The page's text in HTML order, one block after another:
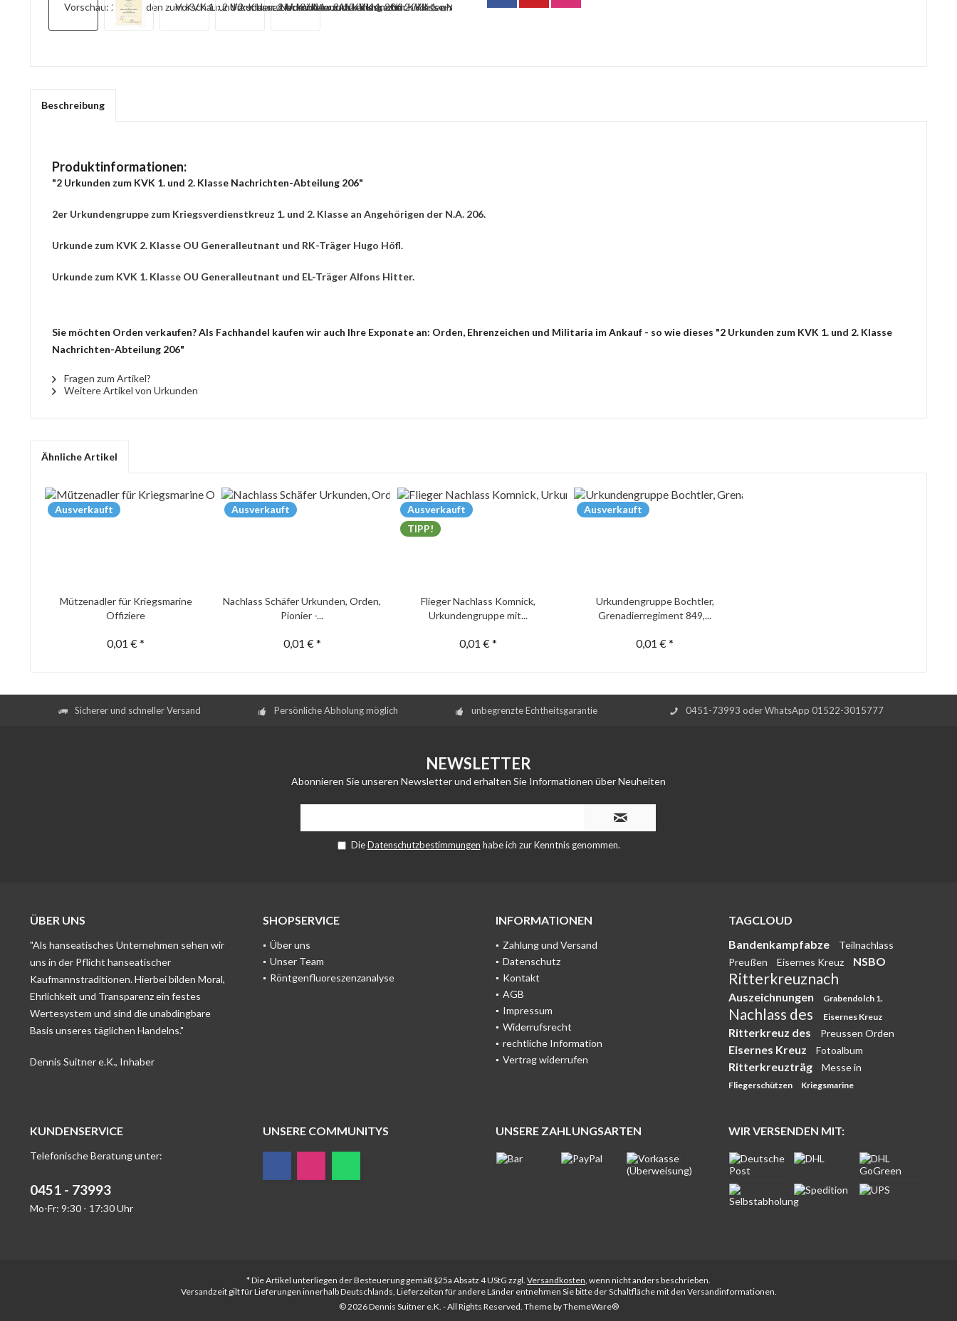
Beschreibung
Produktinformationen:
"2 Urkunden zum KVK 1. und 2. Klasse Nachrichten-Abteilung 206"
2er Urkundengruppe zum Kriegsverdienstkreuz 1. und 2. Klasse an Angehörigen der N.A. 206.
Urkunde zum KVK 2. Klasse OU Generalleutnant und RK-Träger Hugo Höfl.
Urkunde zum KVK 1. Klasse OU Generalleutnant und EL-Träger Alfons Hitter.
Sie möchten Orden verkaufen? Als Fachhandel kaufen wir auch Ihre Exponate an: Orden, Ehrenzeichen und Militaria im Ankauf - so wie dieses "2 Urkunden zum KVK 1. und 2. Klasse
Nachrichten-Abteilung 206"
Fragen zum Artikel?
Weitere Artikel von Urkunden
Ähnliche Artikel
Ausverkauft
Mützenadler für Kriegsmarine
Offiziere
0,01 € *
Ausverkauft
Nachlass Schäfer Urkunden, Orden,
Pionier -...
0,01 € *
Ausverkauft
TIPP!
Flieger Nachlass Komnick,
Urkundengruppe mit...
0,01 € *
Ausverkauft
Urkundengruppe Bochtler,
Grenadierregiment 849,...
0,01 € *
Sicherer und schneller Versand Persönliche Abholung möglich unbegrenzte Echtheitsgarantie 0451-73993 oder WhatsApp 01522-3015777
NEWSLETTER
Abonnieren Sie unseren Newsletter und erhalten Sie Informationen über Neuheiten
DieDatenschutzbestimmungen habe ich zur Kenntnis genommen.
ÜBER UNS
"Als hanseatisches Unternehmen sehen wir
uns in der Pflicht hanseatischer
Kaufmannstraditionen. Hierbei bilden Moral,
Ehrlichkeit und Transparenz ein festes
Wertesystem und sind die unabdingbare
Basis unseres täglichen Handelns."
Dennis Suitner e.K., Inhaber
SHOPSERVICE
Über uns
Unser Team
Röntgenfluoreszenzanalyse
INFORMATIONEN
Zahlung und Versand
Datenschutz
Kontakt
AGB
Impressum
Widerrufsrecht
rechtliche Information
Vertrag widerrufen
TAGCLOUD
Bandenkampfabze
Teilnachlass
Preußen
Eisernes Kreuz NSBO
Ritterkreuznach
Auszeichnungen Grabendolch 1.
Nachlass des Eisernes Kreuz
Ritterkreuz des Preussen Orden
Eisernes Kreuz Fotoalbum
Ritterkreuzträg Messe in
Fliegerschützen Kriegsmarine
KUNDENSERVICE
Telefonische Beratung unter:
0451 - 73993
Mo-Fr: 9:30 - 17:30 Uhr
UNSERE COMMUNITYS UNSERE ZAHLUNGSARTEN WIR VERSENDEN MIT:
* Die Artikel unterliegen der Besteuerung gemäß §25a Absatz 4 UStG zzgl. Versandkosten, wenn nicht anders beschrieben.
Versandzeit gilt für Lieferungen innerhalb Deutschlands, Lieferzeiten für andere Länder entnehmen Sie bitte der Schaltfläche mit den Versandinformationen.
© 2026 Dennis Suitner e.K. - All Rights Reserved. Theme byThemeWare®